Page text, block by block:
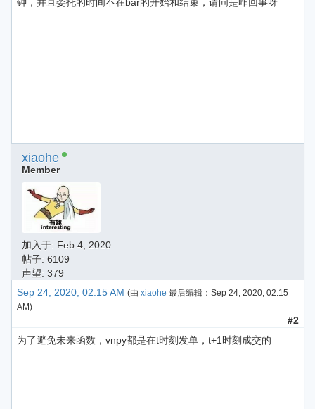
xiaohe
Member
加入于: Feb 4, 2020
帖子: 6109
声望: 379
Sep 24, 2020, 02:15 AM (由 xiaohe 最后编辑： Sep 24, 2020, 02:15
AM)
#2
为了避免未来函数，vnpy都是在t时刻发单，t+1时刻成交的